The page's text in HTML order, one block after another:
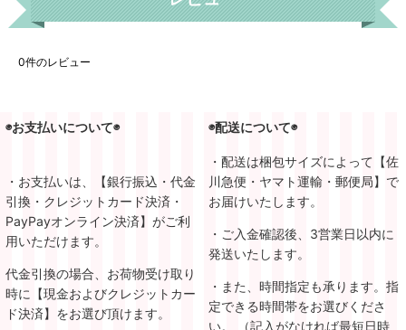
0件のレビュー
◉お支払いについて◉ ◉配送について◉
・お支払いは、【銀行振込・代金
引換・クレジットカード決済・
PayPayオンライン決済】がご利
用いただけます。
代金引換の場合、お荷物受け取り
時に【現金およびクレジットカー
ド決済】をお選び頂けます。
・配送は梱包サイズによって【佐
川急便・ヤマト運輸・郵便局】で
お届けいたします。
・ご入金確認後、3営業日以内に
発送いたします。
・また、時間指定も承ります。指
定できる時間帯をお選びくださ
い。 （記入がなければ最短日時